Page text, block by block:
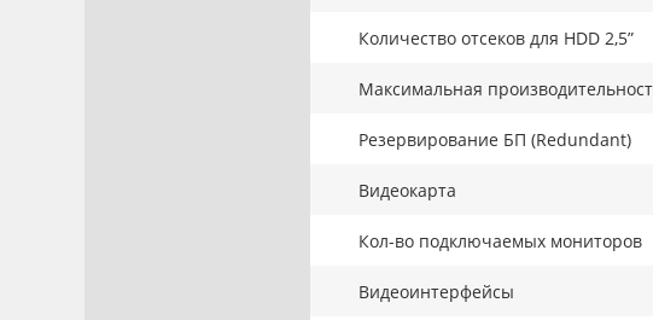
Количество отсеков для HDD 2,5”
Максимальная
Резервирование БП (Redundant)
Видеокарта
Кол-во подключаемых мониторов
Видеоинтерфейсы